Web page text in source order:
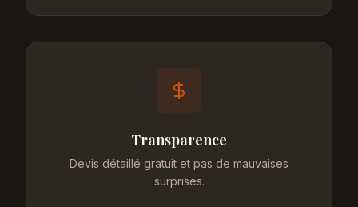
Transparence
Devis détaillé gratuit et pas de mauvaises
surprises.